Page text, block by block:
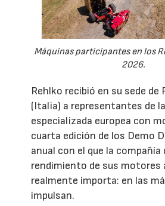
Máquinas participantes en los
2026.
Rehlko recibió en su sede de
(Italia) a representantes de
especializada europea con
cuarta edición de los Demo
anual con el que la
rendimiento de sus motores
realmente importa: en las
impulsan.